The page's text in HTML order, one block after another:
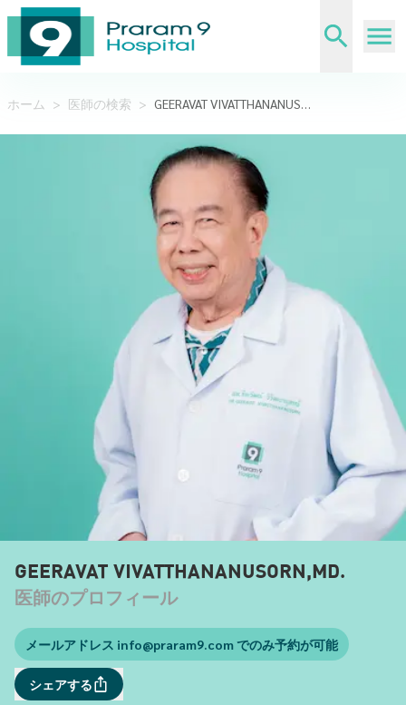
ホーム > 医師の検索 > GEERAVAT VIVATTHANANUSORN,MD.
GEERAVAT VIVATTHANANUSORN,MD.
医師のプロフィール
メールアドレス info@praram9.comでのみ予約が可能
シェアする